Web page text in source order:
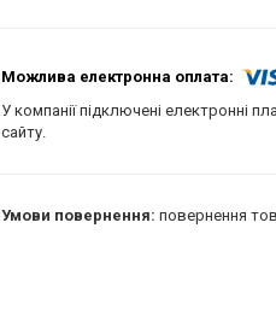
У компанії підключені електронні
сайту.
повернення